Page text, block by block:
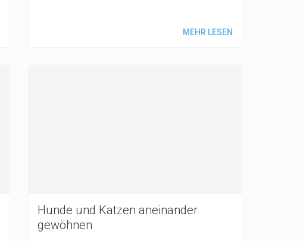
MEHR LESEN
Hunde und Katzen aneinander
gewöhnen